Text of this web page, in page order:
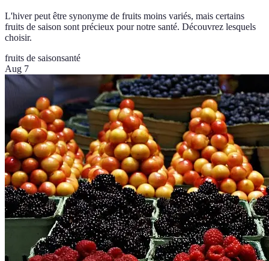
L'hiver peut être synonyme de fruits moins variés, mais certains
fruits de saison sont précieux pour notre santé. Découvrez lesquels
choisir.
fruits de saisonsanté
Aug 7